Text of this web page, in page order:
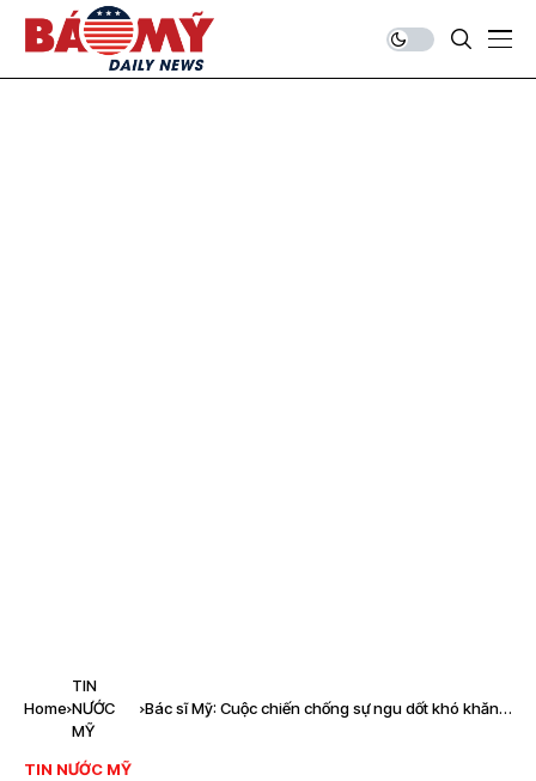
Home
TIN
NƯỚC
MỸ
Bác sĩ Mỹ: Cuộc chiến chống sự ngu dốt khó khăn
TIN NƯỚC MỸ